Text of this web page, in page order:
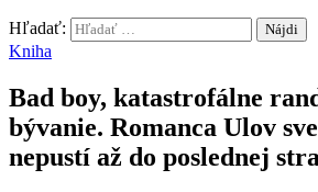
Hľadať:
Kniha
Bad boy, katastrofálne
bývanie. Romanca Ulov
nepustí až do poslednej